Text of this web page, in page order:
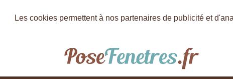
Les cookies permettent à nos partenaires de publicité et